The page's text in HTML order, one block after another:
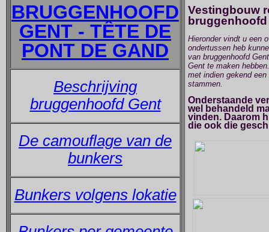
BRUGGENHOOFD
GENT - TÊTE DE
PONT DE GAND
Beschrijving
bruggenhoofd Gent
De camouflage van de
bunkers
Bunkers volgens lokatie
Vestingbouw
bruggenhoofd
Hieronder vindt u een
ondertussen heb
van bruggenhoofd
Gent te maken
met indien gekend
stammen.
Onderstaande
wel behandeld
vinden. Daarom
die ook die